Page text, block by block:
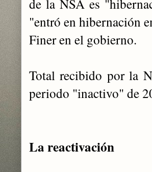
"entró en hibernación
Finer en el gobierno.
Total recibido por la
periodo "inactivo" de
La reactivación